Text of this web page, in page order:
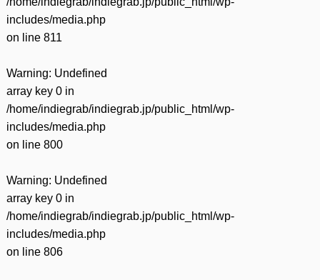
includes/media.php
on line 811
Warning: Undefined
array key 0 in
/home/indiegrab/indiegrab.jp/public_html/wp-
includes/media.php
on line 800
Warning: Undefined
array key 0 in
/home/indiegrab/indiegrab.jp/public_html/wp-
includes/media.php
on line 806